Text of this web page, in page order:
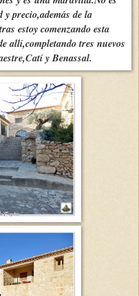
precio,además de la
estoy comenzando esta
allí,completando tres nuevos
y Benassal.